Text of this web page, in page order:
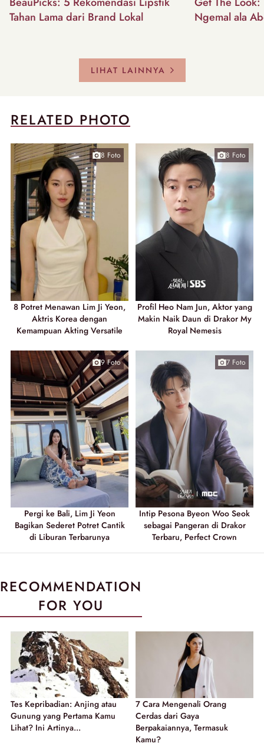
Tahan Lama dari Brand Lokal
Ngemal ala
LIHAT LAINNYA
RELATED PHOTO
8 Foto
8 Potret Menawan Lim Ji Yeon,
Aktris Korea dengan
Kemampuan Akting Versatile
8 Foto
Profil Heo Nam Jun, Aktor yang
Makin Naik Daun di Drakor My
Royal Nemesis
9 Foto
Pergi ke Bali, Lim Ji Yeon
Bagikan Sederet Potret Cantik
di Liburan Terbarunya
7 Foto
Intip Pesona Byeon Woo Seok
sebagai Pangeran di Drakor
Terbaru, Perfect Crown
RECOMMENDATION
FOR YOU
Tes Kepribadian: Anjing atau
Gunung yang Pertama Kamu
Lihat? Ini Artinya...
7 Cara Mengenali Orang
Cerdas dari Gaya
Berpakaiannya, Termasuk
Kamu?